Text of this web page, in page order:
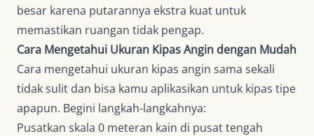
besar karena putarannya ekstra kuat untuk
memastikan ruangan tidak pengap.
Cara Mengetahui Ukuran Kipas Angin dengan Mudah
Cara mengetahui ukuran kipas angin sama sekali
tidak sulit dan bisa kamu aplikasikan untuk kipas tipe
apapun. Begini langkah-langkahnya:
Pusatkan skala 0 meteran kain di pusat tengah